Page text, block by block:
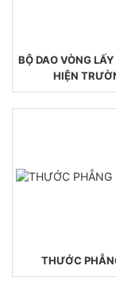
BỘ DAO VÒNG
HIỆN
THƯỚC